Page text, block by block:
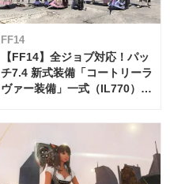
FF14
【FF14】全ジョブ対応！パッ
チ7.4 新式装備「コートリーラ
ヴァー装備」一式（IL770）の